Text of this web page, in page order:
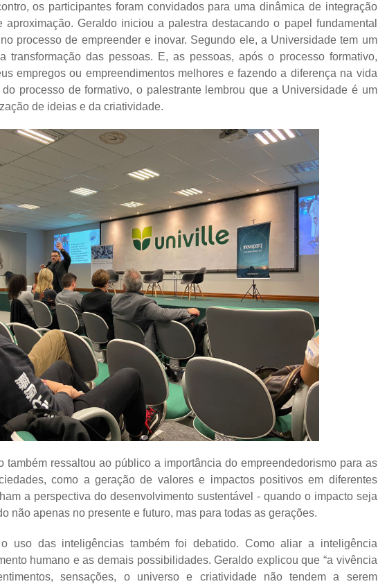
os participantes foram convidados para uma dinâmica de integração
aproximação. Geraldo iniciou a palestra destacando o papel fundamental
processo de empreender e inovar. Segundo ele, a Universidade tem um
transformação das pessoas. E, as pessoas, após o processo formativo,
empregos ou empreendimentos melhores e fazendo a diferença na vida
processo de formativo, o palestrante lembrou que a Universidade é um
de ideias e da criatividade.
também ressaltou ao público a importância do empreendedorismo para as
como a geração de valores e impactos positivos em diferentes
a perspectiva do desenvolvimento sustentável - quando o impacto seja
não apenas no presente e futuro, mas para todas as gerações.
uso das inteligências também foi debatido. Como aliar a inteligência
humano e as demais possibilidades. Geraldo explicou que “a vivência
sensações, o universo e criatividade não tendem a serem